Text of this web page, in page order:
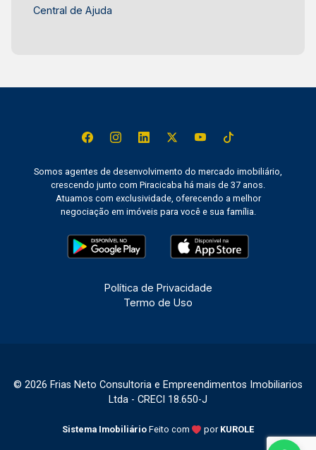
Central de Ajuda
Somos agentes de desenvolvimento do mercado imobiliário,
crescendo junto com Piracicaba há mais de 37 anos.
Atuamos com exclusividade, oferecendo a melhor
negociação em imóveis para você e sua família.
Política de Privacidade
Termo de Uso
© 2026 Frias Neto Consultoria e Empreendimentos Imobiliarios
Ltda - CRECI 18.650-J
Sistema Imobiliário Feito com por KUROLE